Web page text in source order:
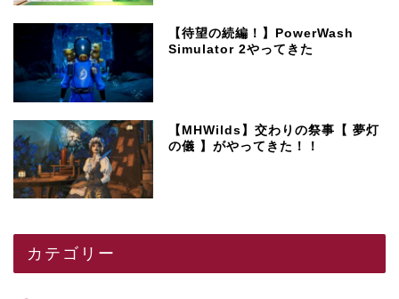
【待望の続編！】PowerWash
Simulator 2やってきた
【MHWilds】交わりの祭事【 夢灯
の儀 】がやってきた！！
カテゴリー